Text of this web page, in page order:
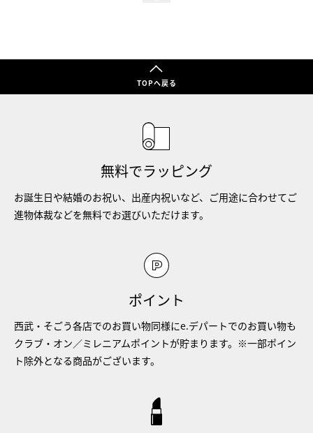
TOPへ戻る
無料でラッピング
お誕生日や結婚のお祝い、出産内祝いなど、ご用途に合わせてご
進物体裁などを無料でお選びいただけます。
ポイント
西武・そごう各店でのお買い物同様にe.デパートでのお買い物も
クラブ・オン／ミレニアムポイントが貯まります。※一部ポイン
ト除外となる商品がございます。